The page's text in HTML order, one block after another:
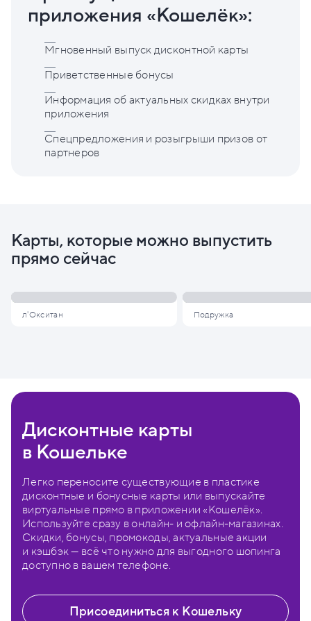
приложения «Кошелёк»:
Мгновенный выпуск дисконтной карты
Приветственные бонусы
Информация об актуальных скидках внутри
приложения
Спецпредложения и розыгрыши призов от
партнеров
Карты, которые можно выпустить
прямо сейчас
л'Окситан Подружка
Дисконтные карты
в Кошельке
Легко переносите существующие в пластике
дисконтные и бонусные карты или выпускайте
виртуальные прямо в приложении «Кошелёк».
Используйте сразу в онлайн- и офлайн-магазинах.
Скидки, бонусы, промокоды, актуальные акции
и кэшбэк — всё что нужно для выгодного шопинга
доступно в вашем телефоне.
Присоединиться к Кошельку